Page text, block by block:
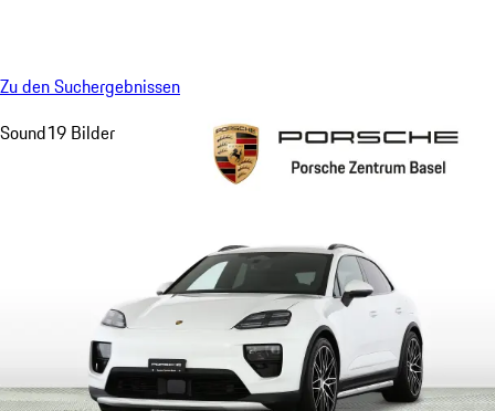
Zu den Suchergebnissen
Sound19 Bilder